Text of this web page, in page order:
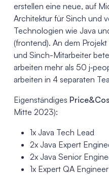
erstellen eine neue, auf
Architektur für Sinch und
Technologien wie Java
(frontend). An dem Projekt
und Sinch-Mitarbeiter
arbeiten mehr als 50
arbeiten in 4 separaten
Eigenständiges
Mitte 2023):
1x Java Tech Lead
2x Java Expert
2x Java Senior
1x Expert QA Engineer